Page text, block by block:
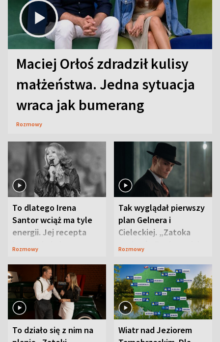
Maciej Orłoś zdradził kulisy
małżeństwa. Jedna sytuacja
wraca jak bumerang
Rozmowy
To dlatego Irena
Santor wciąż ma tyle
energii. Jej recepta
jest zaskakująco
Rozmowy
Tak wyglądał pierwszy
plan Gelnera i
Cieleckiej. „Zatoka
szpiegów” od razu ich
Rozmowy
To działo się z nim na
Wiatr nad Jeziorem